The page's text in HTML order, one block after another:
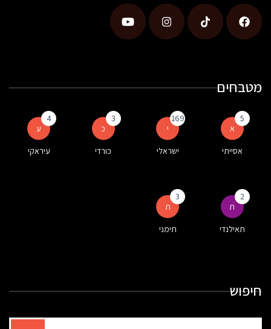
מטבחים
א
5
אסייתי
י
169
ישראלי
כ
3
כורדי
ע
4
עיראקי
ת
2
תאילנדי
ת
3
תימני
חיפוש